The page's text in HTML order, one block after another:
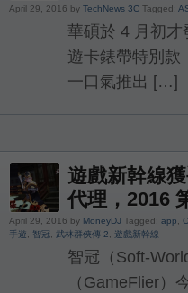
April 29, 2016 by TechNews 3C Tagged:
華碩於 4 月初
遊卡錶帶特別款
一口氣推出 […]
遊戲新幹線
代理，2016
April 29, 2016 by MoneyDJ Tagged: app,
手遊, 智冠, 武林群俠傳 2, 遊戲新幹線
智冠（Soft-
（GameFlier）